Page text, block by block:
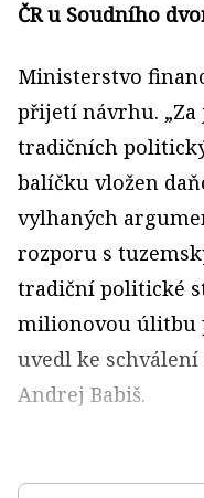
ČR u Soudního
Ministerstvo
přijetí návrhu. „Za
tradičních
balíčku vložen
vylhaných
rozporu s
tradiční politické
milionovou úlitbu
uvedl ke
Andrej Babiš.